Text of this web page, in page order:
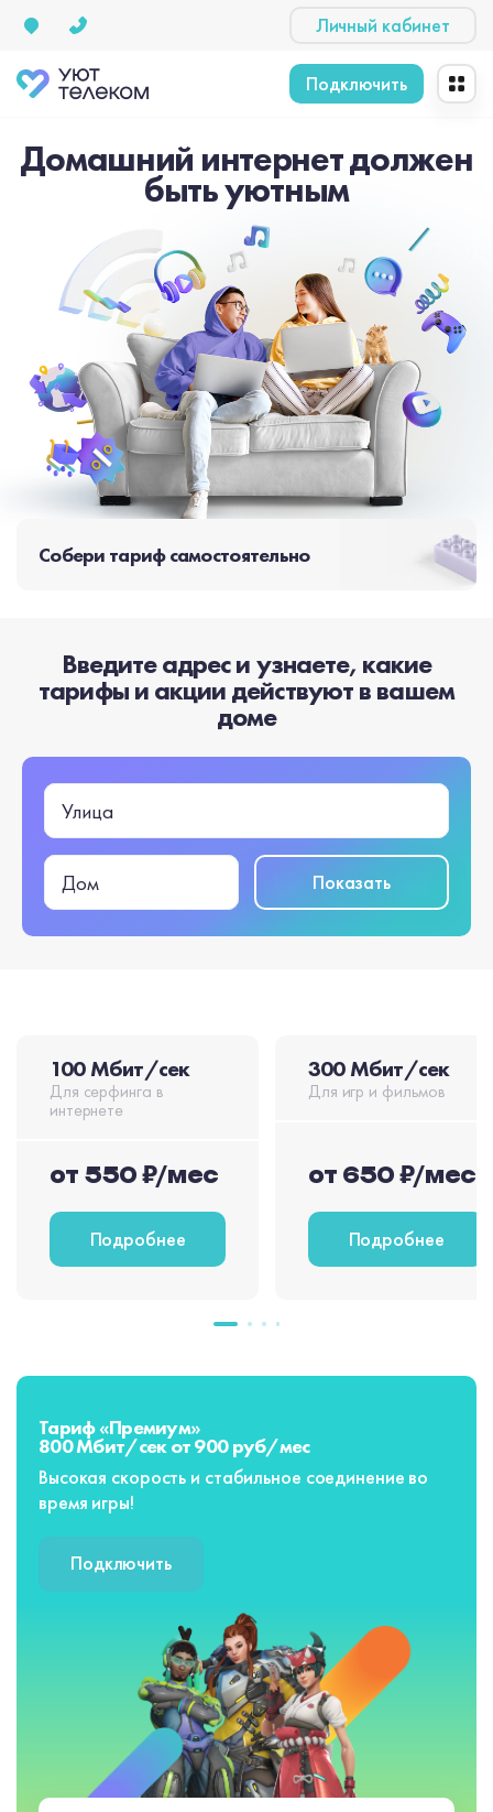
Личный кабинет
Подключить
Домашний интернет должен
быть уютным
Собери тариф самостоятельно
Введите адрес и узнаете, какие
тарифы и акции действуют в вашем
доме
Улица
Дом Показать
100 Мбит/сек
Для серфинга в
интернете
от 550 ₽/мес
Подробнее
300 Мбит/сек
Для игр и фильмов
от 650 ₽/мес
Подробнее
Тариф «Премиум»
800 Мбит/сек от 900 руб/мес
Высокая скорость и стабильное соединение во
время игры!
Подключить